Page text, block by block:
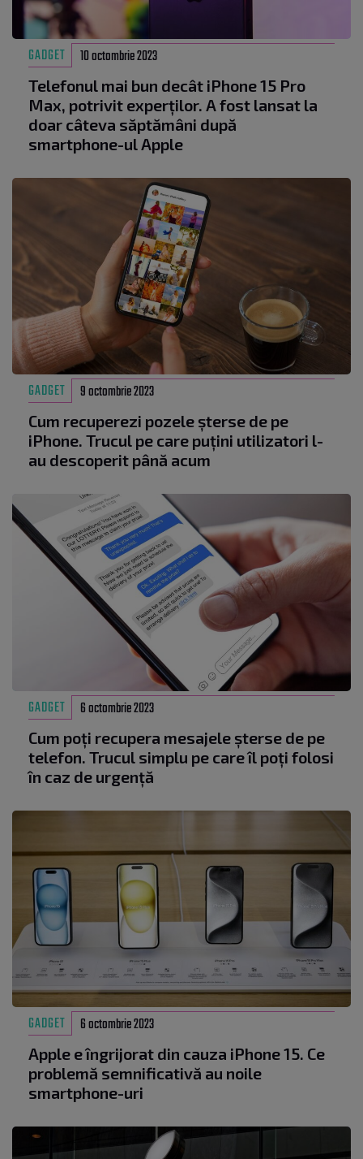
GADGET 10 octombrie 2023
Telefonul mai bun decât iPhone 15 Pro
Max, potrivit experților. A fost lansat la
doar câteva săptămâni după
smartphone-ul Apple
GADGET 9 octombrie 2023
Cum recuperezi pozele șterse de pe
iPhone. Trucul pe care puțini utilizatori l-
au descoperit până acum
GADGET 6 octombrie 2023
Cum poți recupera mesajele șterse de pe
telefon. Trucul simplu pe care îl poți folosi
în caz de urgență
GADGET 6 octombrie 2023
Apple e îngrijorat din cauza iPhone 15. Ce
problemă semnificativă au noile
smartphone-uri